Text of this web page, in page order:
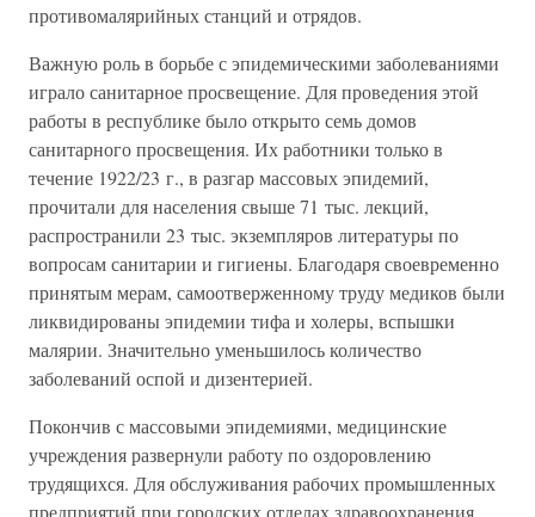
противомалярийных станций и отрядов.
Важную роль в борьбе с эпидемическими заболеваниями
играло санитарное просвещение. Для проведения этой
работы в республике было открыто семь домов
санитарного просвещения. Их работники только в
течение 1922/23 г., в разгар массовых эпидемий,
прочитали для населения свыше 71 тыс. лекций,
распространили 23 тыс. экземпляров литературы по
вопросам санитарии и гигиены. Благодаря своевременно
принятым мерам, самоотверженному труду медиков были
ликвидированы эпидемии тифа и холеры, вспышки
малярии. Значительно уменьшилось количество
заболеваний оспой и дизентерией.
Покончив с массовыми эпидемиями, медицинские
учреждения развернули работу по оздоровлению
трудящихся. Для обслуживания рабочих промышленных
предприятий при городских отделах здравоохранения